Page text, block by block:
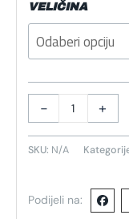
VELIČINA
- +
SKU: N/A
Podijeli na: